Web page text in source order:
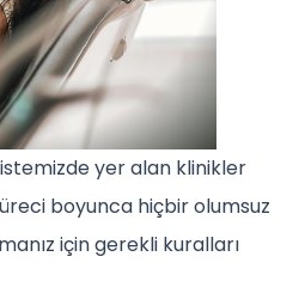
yer alan klinikler
boyunca hiçbir olumsuz
için gerekli kuralları